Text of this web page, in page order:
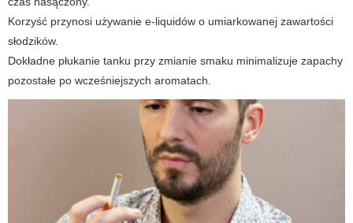
Korzyść przynosi używanie e-liquidów o umiarkowanej zawartości
słodzików.
Dokładne płukanie tanku przy zmianie smaku minimalizuje zapachy
pozostałe po wcześniejszych aromatach.